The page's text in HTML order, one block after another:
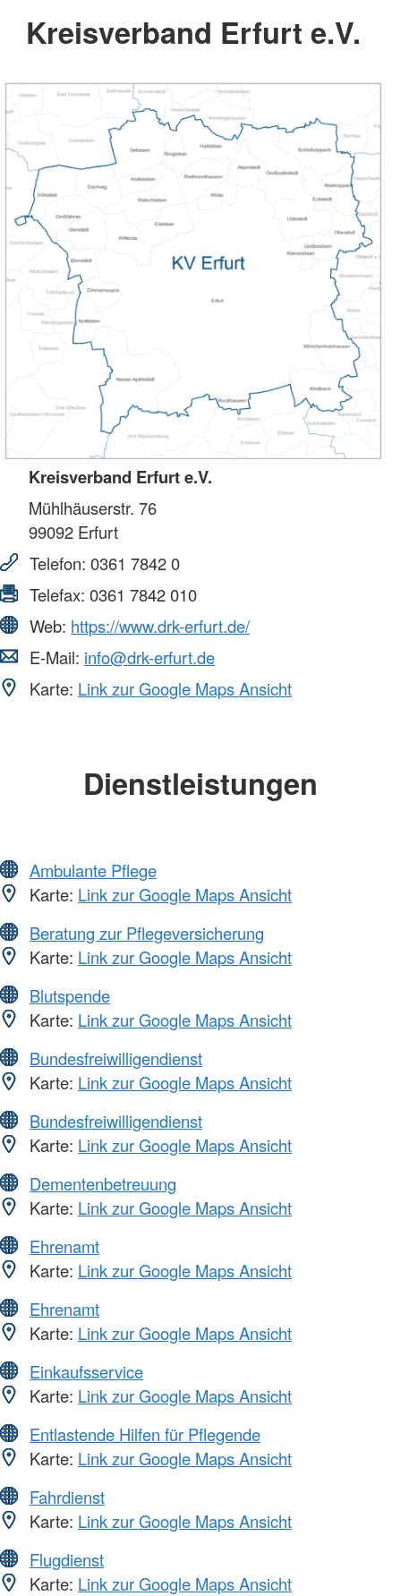
Kreisverband Erfurt e.V.
Kreisverband Erfurt e.V.
Mühlhäuserstr. 76
99092 Erfurt
Telefon: 0361 7842 0
Telefax: 0361 7842 010
Web: https://www.drk-erfurt.de/
E-Mail: info@drk-erfurt.de
Karte: Link zur Google Maps Ansicht
Dienstleistungen
Ambulante Pflege
Karte: Link zur Google Maps Ansicht
Beratung zur Pflegeversicherung
Karte: Link zur Google Maps Ansicht
Blutspende
Karte: Link zur Google Maps Ansicht
Bundesfreiwilligendienst
Karte: Link zur Google Maps Ansicht
Bundesfreiwilligendienst
Karte: Link zur Google Maps Ansicht
Dementenbetreuung
Karte: Link zur Google Maps Ansicht
Ehrenamt
Karte: Link zur Google Maps Ansicht
Ehrenamt
Karte: Link zur Google Maps Ansicht
Einkaufsservice
Karte: Link zur Google Maps Ansicht
Entlastende Hilfen für Pflegende
Karte: Link zur Google Maps Ansicht
Fahrdienst
Karte: Link zur Google Maps Ansicht
Flugdienst
Karte: Link zur Google Maps Ansicht